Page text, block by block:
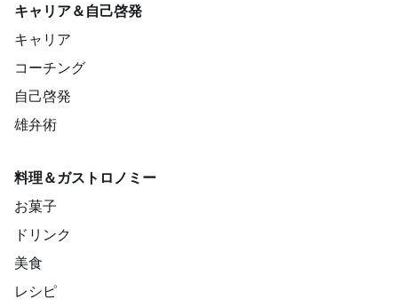
キャリア＆自己啓発
キャリア
コーチング
自己啓発
雄弁術
料理＆ガストロノミー
お菓子
ドリンク
美食
レシピ